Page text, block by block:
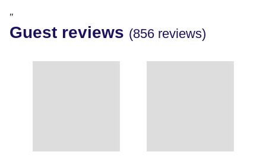
"
Guest reviews (856 reviews)